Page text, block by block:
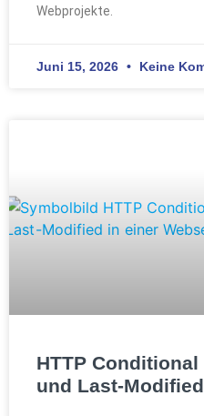
Webprojekte.
Juni 15, 2026 Keine
HTTP
und Last-